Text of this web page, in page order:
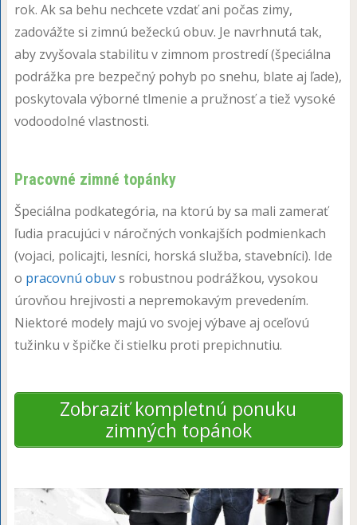
rok. Ak sa behu nechcete vzdať ani počas zimy,
zadovážte si zimnú bežeckú obuv. Je navrhnutá tak,
aby zvyšovala stabilitu v zimnom prostredí (špeciálna
podrážka pre bezpečný pohyb po snehu, blate aj ľade),
poskytovala výborné tlmenie a pružnosť a tiež vysoké
vodoodolné vlastnosti.
Pracovné zimné topánky
Špeciálna podkategória, na ktorú by sa mali zamerať
ľudia pracujúci v náročných vonkajších podmienkach
(vojaci, policajti, lesníci, horská služba, stavebníci). Ide
o pracovnú obuvs robustnou podrážkou, vysokou
úrovňou hrejivosti a nepremokavým prevedením.
Niektoré modely majú vo svojej výbave aj oceľovú
tužinku v špičke či stielku proti prepichnutiu.
Zobraziť kompletnú ponuku
zimných topánok